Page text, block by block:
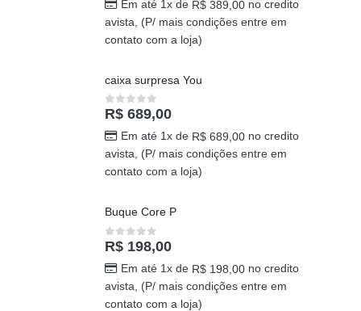
Em até 1x de R$389,00no credito
avista, (P/ mais condições entre em
contato com a loja)
caixa surpresa You
0out of 5
R$ 689,00
Em até 1x de R$689,00no credito
avista, (P/ mais condições entre em
contato com a loja)
Buque Core P
0out of 5
R$ 198,00
Em até 1x de R$198,00no credito
avista, (P/ mais condições entre em
contato com a loja)